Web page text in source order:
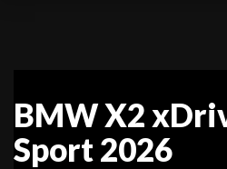
BMW X2
Sport 2026